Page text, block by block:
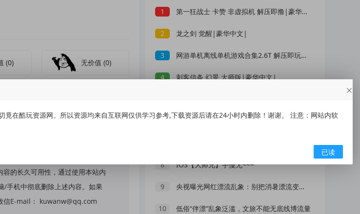
(0) 无价值(0)
的长久可用性，通过使用本站内
/手机中彻底删除上述内容。如果
信E-mail： kuwanw@qq.com
1 第一狂战士 卡赞 非虚拟机 解压即撸|豪华中文|
2 龙之剑 觉醒|豪华中文|
3 网游单机离线单机游戏合集2.6T 解压即玩 网盘下载 一键端免安装免配置
4 刺客信条 幻景 大师版|豪华中文|
刺客信条 影|豪华中文|
8 IOS【大师兄】手慢无~~~
9 央视曝光网红漂流乱象：别把消暑漂流变成一场冒险赌命
10 低俗“伴漂”乱象泛滥，文旅不能无底线博流量
在酷玩资源网。所以资源均来自互联网仅供学习参考,下载资源后请在24小时内删除！谢谢。 注意：网站内软
已读